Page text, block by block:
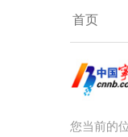
首页
您当前的